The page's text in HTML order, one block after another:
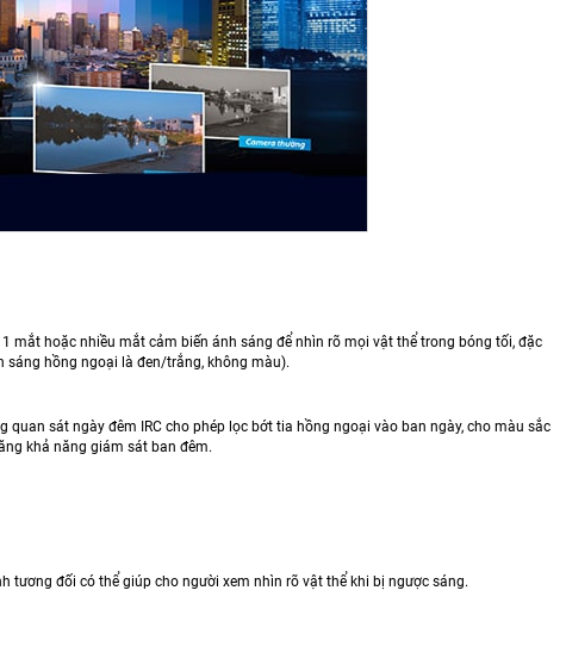
mắt hoặc nhiều mắt cảm biến ánh sáng để nhìn rõ mọi vật thể trong bóng tối, đặc
hồng ngoại là đen/trắng, không màu).
sát ngày đêm IRC cho phép lọc bớt tia hồng ngoại vào ban ngày, cho màu sắc
khả năng giám sát ban đêm.
tương đối có thể giúp cho người xem nhìn rõ vật thể khi bị ngược sáng.